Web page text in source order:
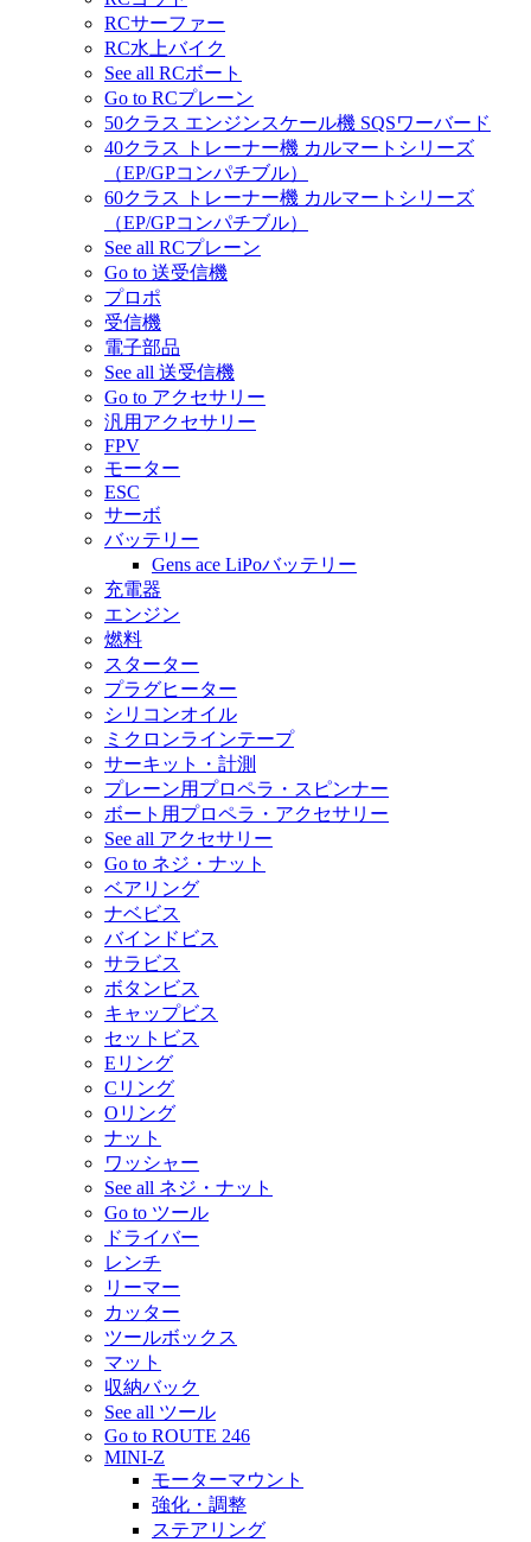
RCサーファー
RC水上バイク
See all RCボート
Go to RCプレーン
50クラス エンジンスケール機 SQSワーバード
40クラス トレーナー機 カルマートシリーズ
（EP/GPコンパチブル）
60クラス トレーナー機 カルマートシリーズ
（EP/GPコンパチブル）
See all RCプレーン
Go to 送受信機
プロポ
受信機
電子部品
See all 送受信機
Go to アクセサリー
汎用アクセサリー
FPV
モーター
ESC
サーボ
バッテリー
Gens ace LiPoバッテリー
充電器
エンジン
燃料
スターター
プラグヒーター
シリコンオイル
ミクロンラインテープ
サーキット・計測
プレーン用プロペラ・スピンナー
ボート用プロペラ・アクセサリー
See all アクセサリー
Go to ネジ・ナット
ベアリング
ナベビス
バインドビス
サラビス
ボタンビス
キャップビス
セットビス
Eリング
Cリング
Oリング
ナット
ワッシャー
See all ネジ・ナット
Go to ツール
ドライバー
レンチ
リーマー
カッター
ツールボックス
マット
収納バック
See all ツール
Go to ROUTE 246
MINI-Z
モーターマウント
強化・調整
ステアリング